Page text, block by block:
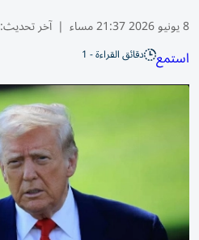
8 يونيو 2026 21:37 مساء | آخر تحديث:
استمع دقائق القراءة - 1